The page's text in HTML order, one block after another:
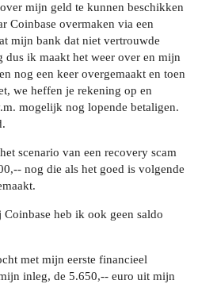
mijn geld te kunnen beschikken
Coinbase overmaken via een
mijn bank dat niet vertrouwde
dus ik maakt het weer over en mijn
nog een keer overgemaakt en toen
we heffen je rekening op en
mogelijk nog lopende betaligen.
scenario van een recovery scam
nog die als het goed is volgende
heb ik ook geen saldo
met mijn eerste financieel
inleg, de 5.650,-- euro uit mijn